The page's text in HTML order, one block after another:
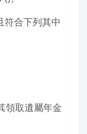
符合下列其中
領取遺屬年金